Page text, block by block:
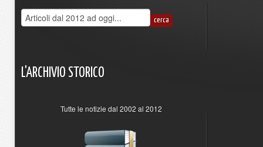
L'ARCHIVIO STORICO
Tutte le notizie dal 2002 al 2012